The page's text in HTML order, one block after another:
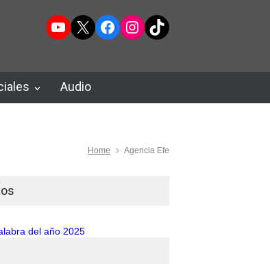
YouTube
X Facebook
Instagram
TikTok
Audio
Home Agencia Efe